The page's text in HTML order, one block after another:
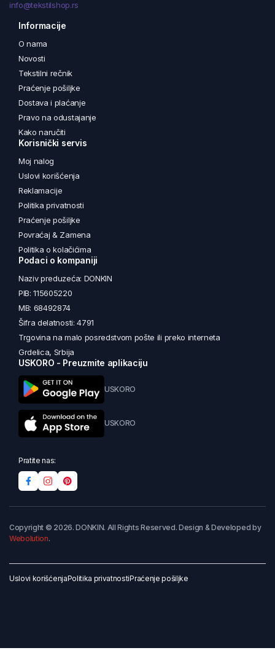
info@tekstilshop.rs
Informacije
O nama
Novosti
Tekstilni rečnik
Praćenje pošiljke
Dostava i plaćanje
Pravo na odustajanje
Kako naručiti
Korisnički servis
Moj nalog
Uslovi korišćenja
Reklamacije
Politika privatnosti
Praćenje pošiljke
Povraćaj & Zamena
Politika o kolačićima
Podaci o kompaniji
Naziv preduzeća: DONKIN
PIB: 115605220
MB: 68492874
Šifra delatnosti: 4791
Trgovina na malo posredstvom pošte ili preko interneta
Grdelica, Srbija
USKORO - Preuzmite aplikaciju
USKORO
USKORO
Pratite nas:
Copyright © 2026. DONKIN. All Rights Reserved. Design & Developed by
Webolution.
Uslovi korišćenjaPolitika privatnostiPraćenje pošiljke